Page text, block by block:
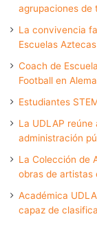
agrupaciones de
La convivencia
Escuelas Aztecas
Coach de
Football en
Estudiantes
La UDLAP
administración
La Colección de
obras de artistas
Académica
capaz de